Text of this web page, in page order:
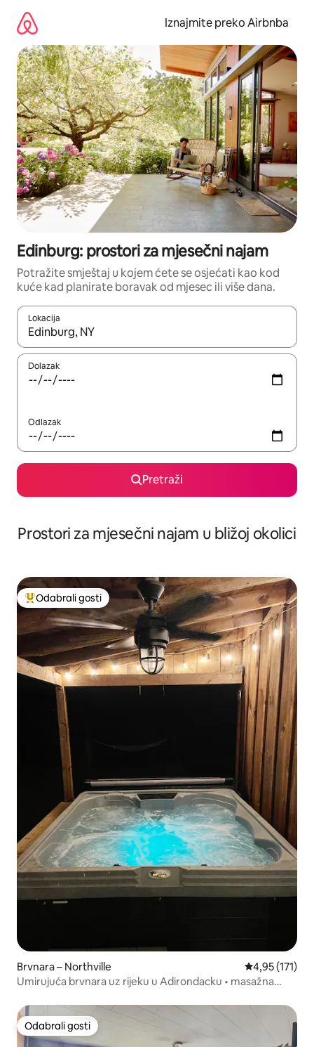
sadržaj
Iznajmite preko Airbnba
Edinburg: prostori za mjesečni najam
Potražite smještaj u kojem ćete se osjećati kao kod
kuće kad planirate boravak od mjesec ili više dana.
Lokacija
Kada budu dostupni rezultati, moći ćete ih pregledati
Dolazak
Odlazak
Pretraži
Prostori za mjesečni najam u bližoj okolici
Među najviše rangiranima s oznakom „Odabrali gosti”
Odabrali gosti
Brvnara – Northville Prosječna
4,95 (171)
Umirujuća brvnara uz rijeku u Adirondacku • masažna
Odabrali gosti
Odabrali gosti